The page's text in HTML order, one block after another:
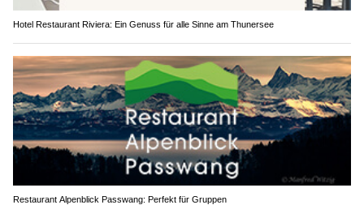
Hotel Restaurant Riviera: Ein Genuss für alle Sinne am Thunersee
Restaurant Alpenblick Passwang: Perfekt für Gruppen